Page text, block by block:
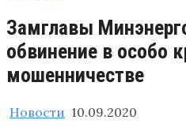
Замглавы
обвинение в особо
мошенничестве
Новости 10.09.2020